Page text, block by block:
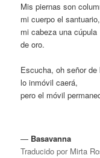
Mis piernas son
mi cuerpo el santuario,
mi cabeza una cúpula
de oro.
Escucha, oh señor
lo inmóvil caerá,
pero el móvil
— Basavanna
Traducido por Mirta